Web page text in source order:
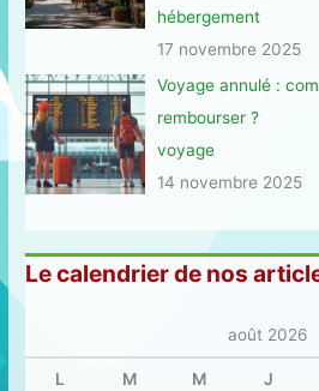
hébergement
17 novembre 2025
Voyage annulé :
rembourser ?
voyage
14 novembre 2025
Le calendrier de nos
août 2026
L M M J